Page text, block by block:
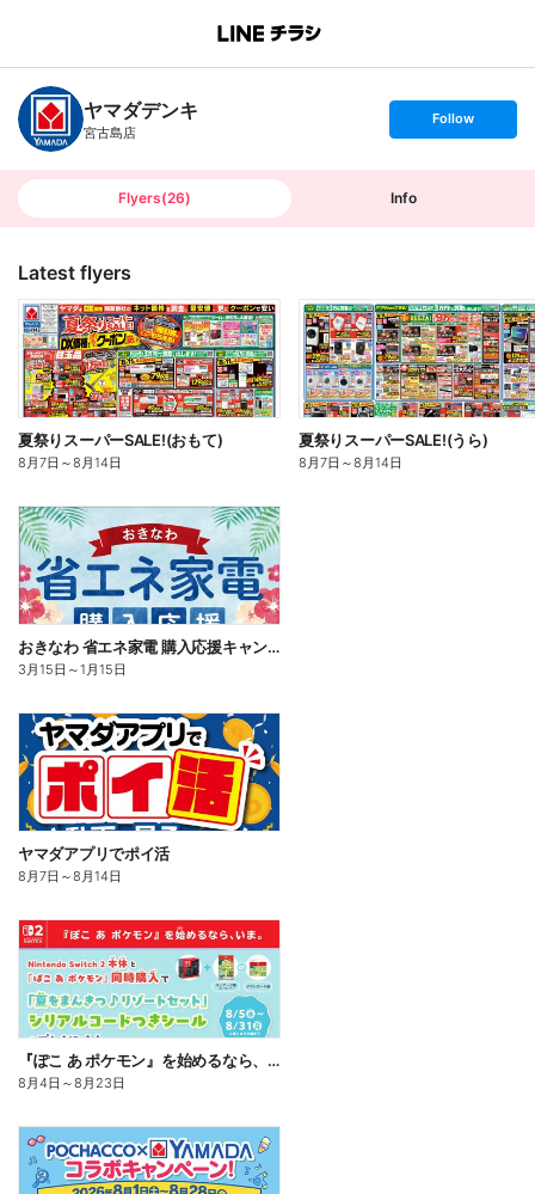
B
n
c
h
T
ヤマダデンキ
宮古島店
s
t
o
Follow
Flyers(26) Info
Latest flyers
夏祭りスーパーSALE!(おもて)
8月7日 ～8月14日
夏祭りスーパーSALE!(うら)
8月7日 ～8月14日
おきなわ 省エネ家電 購入応援キャンペーン
3月15日 ～1月15日
ヤマダアプリでポイ活
8月7日 ～8月14日
『ぽこ あ ポケモン』を始めるなら、いま。
8月4日 ～8月23日